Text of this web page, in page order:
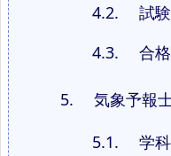
4.2.
試
4.3.
合
5.
気象予報
5.1.
学